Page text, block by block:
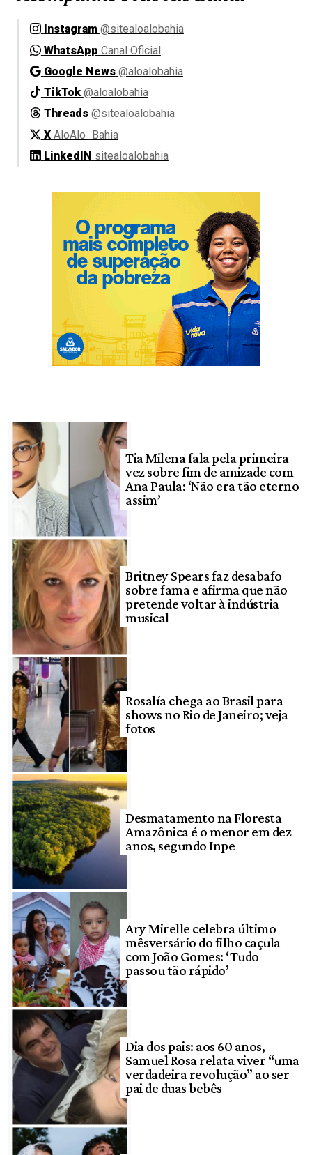
Instagram @sitealoalobahia
WhatsApp Canal Oficial
Google News @aloalobahia
TikTok @aloalobahia
Threads @sitealoalobahia
X AloAlo_Bahia
LinkedIN sitealoalobahia
Tia Milena fala pela primeira
vez sobre fim de amizade com
Ana Paula: ‘Não era tão eterno
assim’
Britney Spears faz desabafo
sobre fama e afirma que não
pretende voltar à indústria
musical
Rosalía chega ao Brasil para
shows no Rio de Janeiro; veja
fotos
Desmatamento na Floresta
Amazônica é o menor em dez
anos, segundo Inpe
Ary Mirelle celebra último
mêsversário do filho caçula
com João Gomes: ‘Tudo
passou tão rápido’
Dia dos pais: aos 60 anos,
Samuel Rosa relata viver “uma
verdadeira revolução” ao ser
pai de duas bebês